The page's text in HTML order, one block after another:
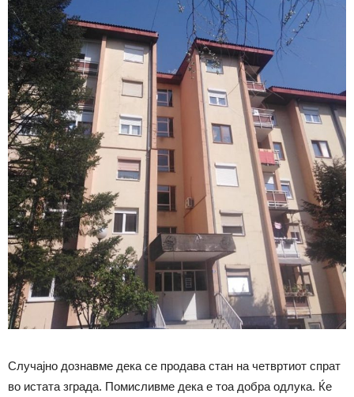
Случајно дознавме дека се продава стан на четвртиот спрат
во истата зграда. Помисливме дека е тоа добра одлука. Ќе